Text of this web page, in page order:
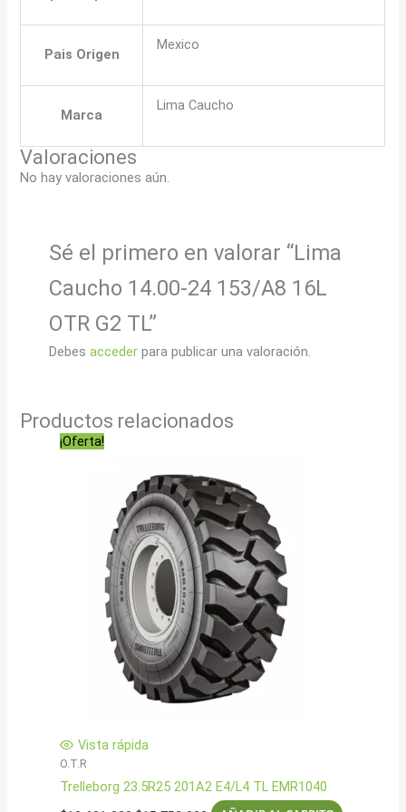
Pais Origen
Mexico
Marca
Lima Caucho
Valoraciones
No hay valoraciones aún.
Sé el primero en valorar “Lima
Caucho 14.00-24 153/A8 16L
OTR G2 TL”
Debes accederpara publicar una valoración.
Productos relacionados
¡Oferta!
Vista rápida
O.T.R
Trelleborg 23.5R25 201A2 E4/L4 TL EMR1040